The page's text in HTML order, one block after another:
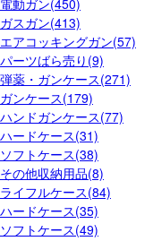
電動ガン(450)
ガスガン(413)
エアコッキングガン(57)
パーツばら売り(9)
弾薬・ガンケース(271)
ガンケース(179)
ハンドガンケース(77)
ハードケース(31)
ソフトケース(38)
その他収納用品(8)
ライフルケース(84)
ハードケース(35)
ソフトケース(49)